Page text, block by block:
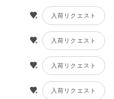
入荷リクエスト
入荷リクエスト
入荷リクエスト
入荷リクエスト